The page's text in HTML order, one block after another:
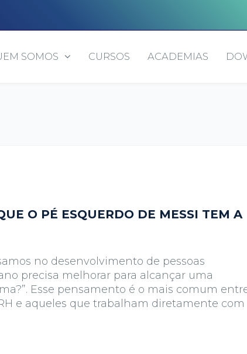
SOMOS CURSOS ACADEMIAS
O PÉ ESQUERDO DE MESSI TEM A
no desenvolvimento de pessoas
precisa melhorar para alcançar uma
Esse pensamento é o mais comum
e aqueles que trabalham diretamente com